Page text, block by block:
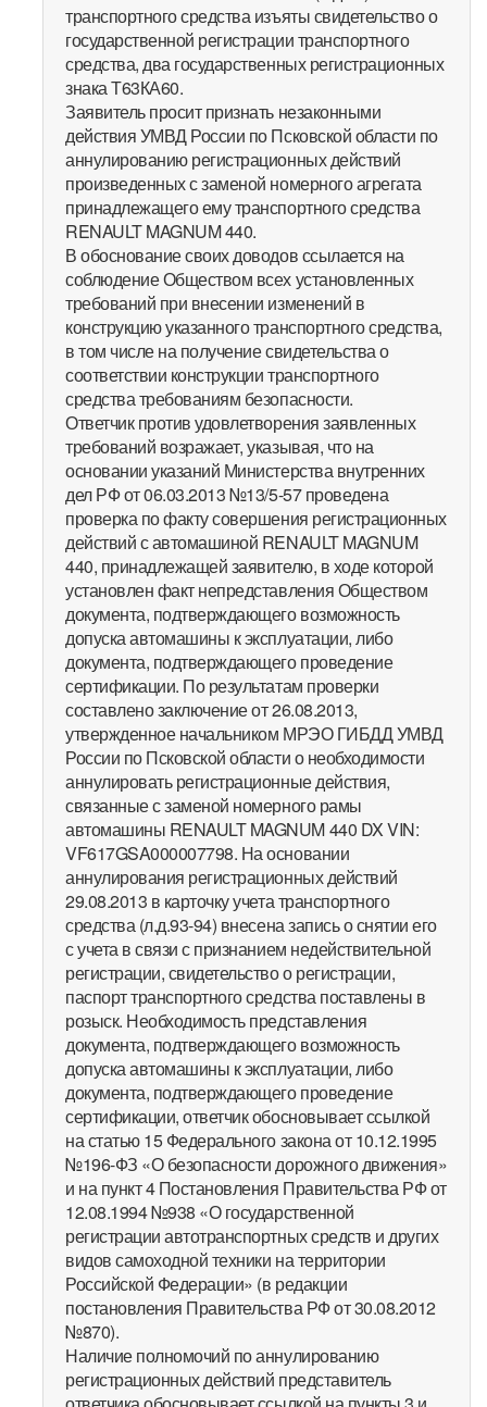
транспортного средства изъяты свидетельство о
государственной регистрации транспортного
средства, два государственных регистрационных
знака Т63КА60.
Заявитель просит признать незаконными
действия УМВД России по Псковской области по
аннулированию регистрационных действий
произведенных с заменой номерного агрегата
принадлежащего ему транспортного средства
RENAULT MAGNUM 440.
В обоснование своих доводов ссылается на
соблюдение Обществом всех установленных
требований при внесении изменений в
конструкцию указанного транспортного средства,
в том числе на получение свидетельства о
соответствии конструкции транспортного
средства требованиям безопасности.
Ответчик против удовлетворения заявленных
требований возражает, указывая, что на
основании указаний Министерства внутренних
дел РФ от 06.03.2013 №13/5-57 проведена
проверка по факту совершения регистрационных
действий с автомашиной RENAULT MAGNUM
440, принадлежащей заявителю, в ходе которой
установлен факт непредставления Обществом
документа, подтверждающего возможность
допуска автомашины к эксплуатации, либо
документа, подтверждающего проведение
сертификации. По результатам проверки
составлено заключение от 26.08.2013,
утвержденное начальником МРЭО ГИБДД УМВД
России по Псковской области о необходимости
аннулировать регистрационные действия,
связанные с заменой номерного рамы
автомашины RENAULT MAGNUM 440 DX VIN:
VF617GSA000007798. На основании
аннулирования регистрационных действий
29.08.2013 в карточку учета транспортного
средства (л.д.93-94) внесена запись о снятии его
с учета в связи с признанием недействительной
регистрации, свидетельство о регистрации,
паспорт транспортного средства поставлены в
розыск. Необходимость представления
документа, подтверждающего возможность
допуска автомашины к эксплуатации, либо
документа, подтверждающего проведение
сертификации, ответчик обосновывает ссылкой
на статью 15 Федерального закона от 10.12.1995
№196-ФЗ «О безопасности дорожного движения»
и на пункт 4 Постановления Правительства РФ от
12.08.1994 №938 «О государственной
регистрации автотранспортных средств и других
видов самоходной техники на территории
Российской Федерации» (в редакции
постановления Правительства РФ от 30.08.2012
№870).
Наличие полномочий по аннулированию
регистрационных действий представитель